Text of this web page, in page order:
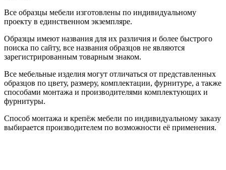
Все образцы мебели изготовлены по индивидуальному
проекту в единственном экземпляре.
Образцы имеют названия для их различия и более быстрого
поиска по сайту, все названия образцов не являются
зарегистрированным товарным знаком.
Все мебельные изделия могут отличаться от представленных
образцов по цвету, размеру, комплектации, фурнитуре, а также
способами монтажа и производителями комплектующих и
фурнитуры.
Способ монтажа и крепёж мебели по индивидуальному заказу
выбирается производителем по возможности её применения.